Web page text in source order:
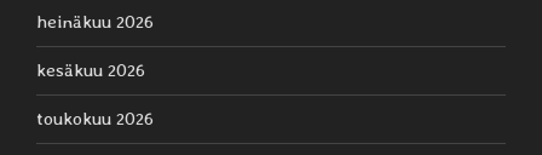
heinäkuu 2026
kesäkuu 2026
toukokuu 2026